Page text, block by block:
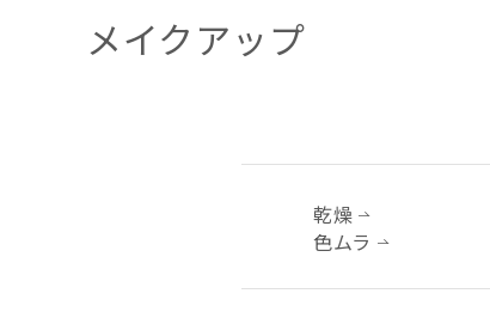
メイクアップ
乾燥
色ムラ